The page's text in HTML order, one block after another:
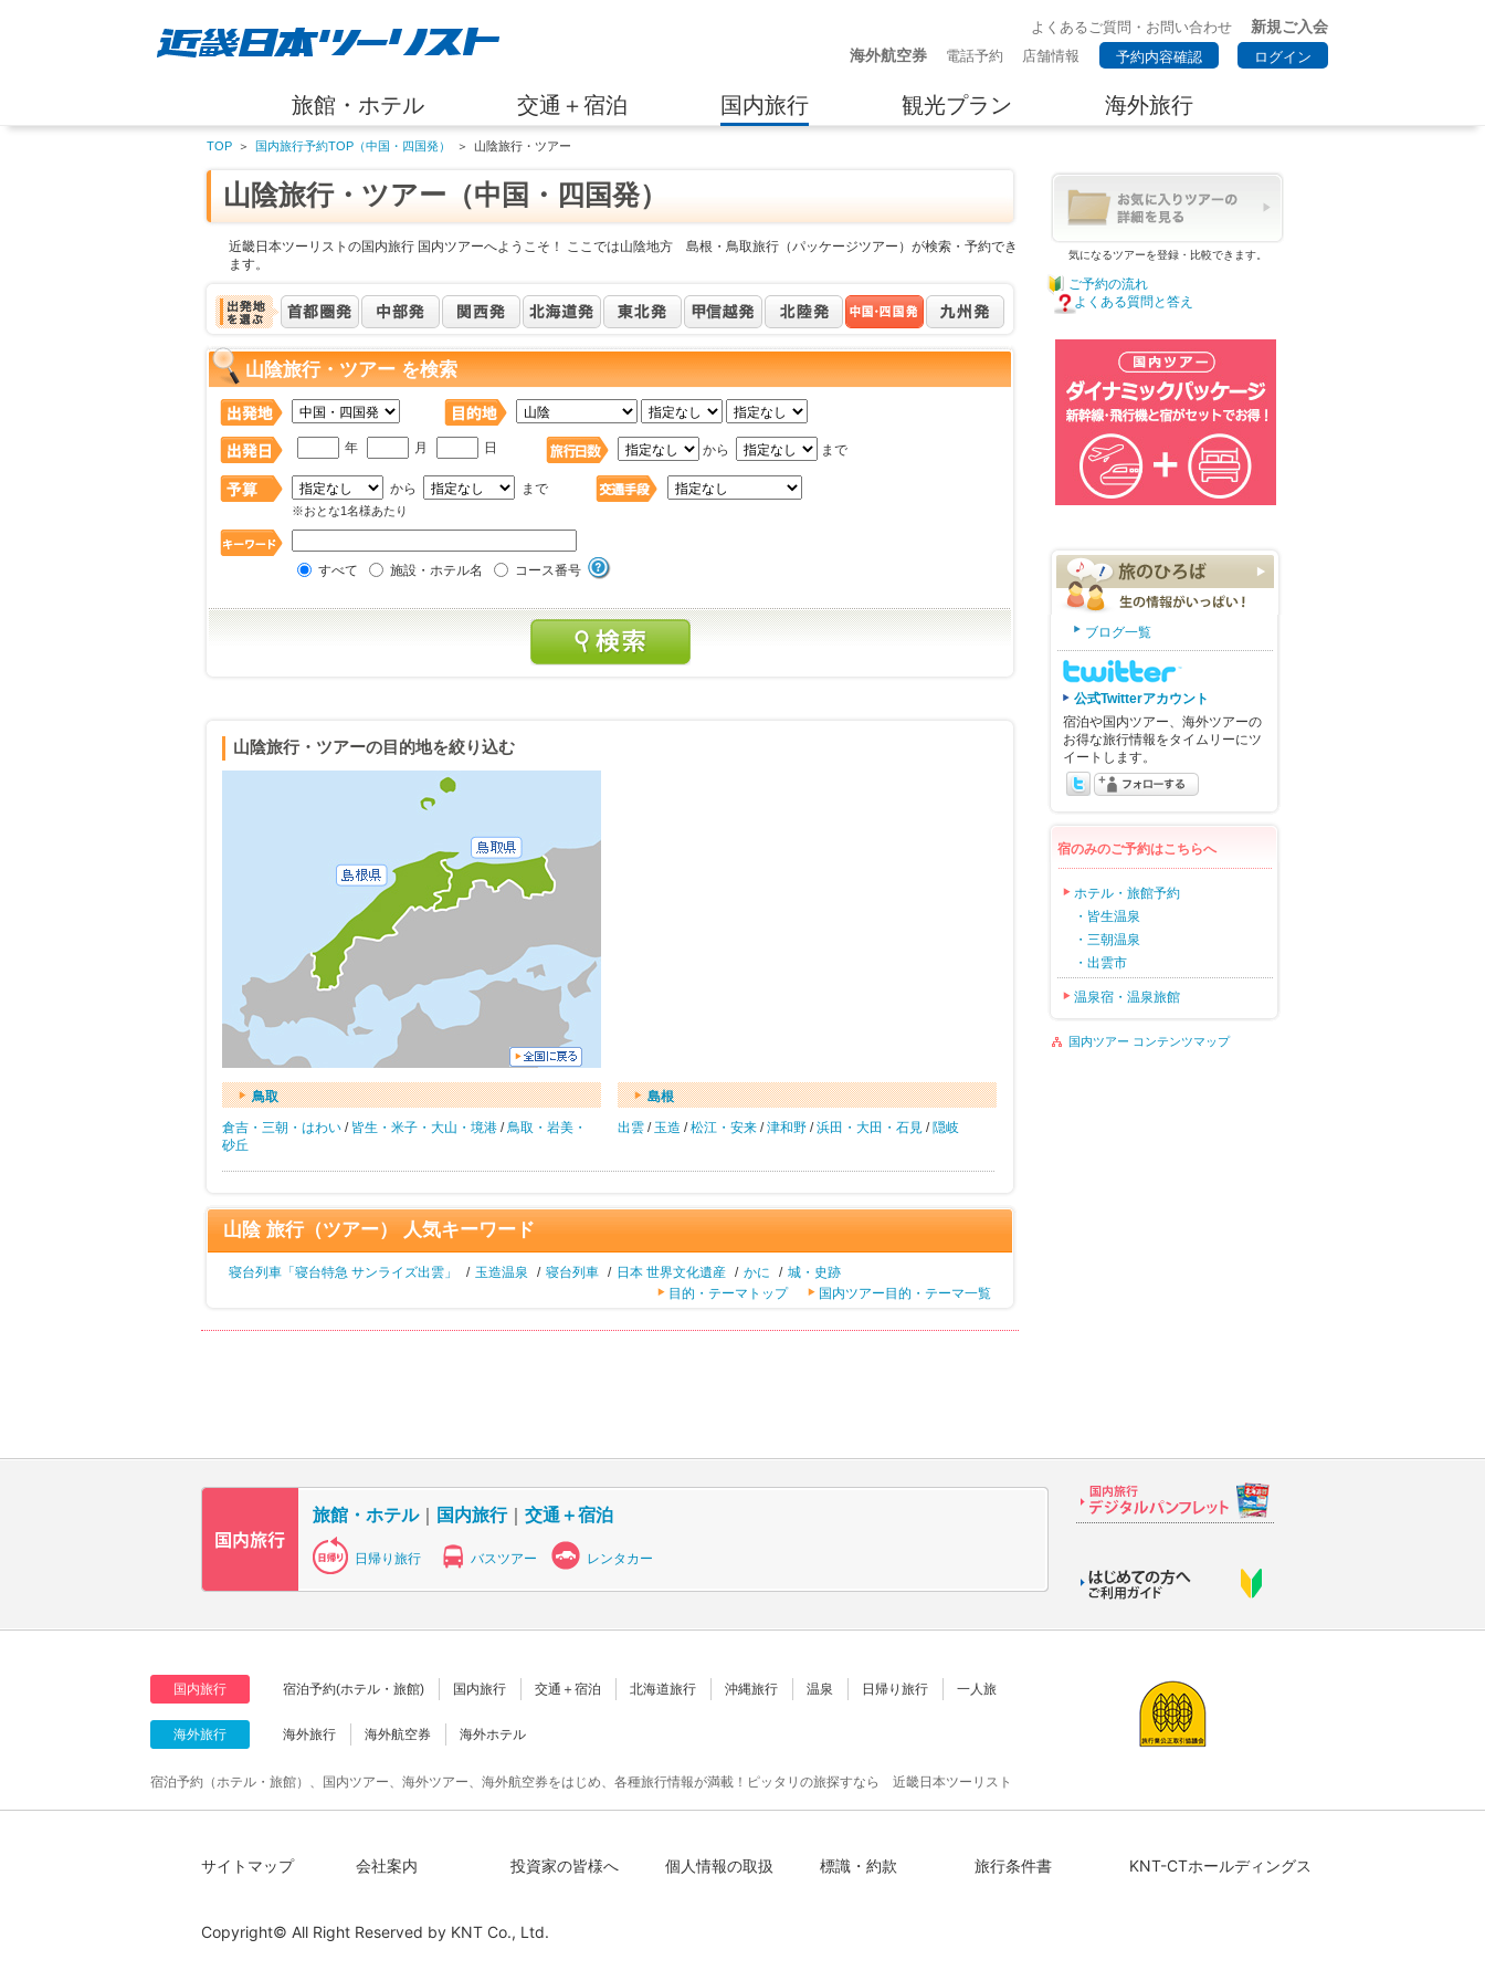
よくあるご質問・お問い合わせ
新規ご入会
海外航空券
電話予約 店舗情報 予約内容確認 ログイン
旅館・ホテル 交通＋宿泊 国内旅行 観光プラン 海外旅行
TOP ＞ 国内旅行予約TOP（中国・四国発） ＞ 山陰旅行・ツアー
山陰旅行・ツアー（中国・四国発）
近畿日本ツーリストの国内旅行 国内ツアーへようこそ！ ここでは山陰地方 島根・鳥取旅行（パッケージツアー）が検索・予約でき
ます。
山陰旅行・ツアー を検索
年 月 日 から まで
から まで
※おとな1名様あたり
すべて 施設・ホテル名 コース番号
山陰旅行・ツアーの目的地を絞り込む
鳥取
倉吉・三朝・はわい / 皆生・米子・大山・境港 /鳥取・岩美・
砂丘
島根
出雲 / 玉造 /松江・安来 /津和野 /浜田・大田・石見 / 隠岐
山陰 旅行（ツアー） 人気キーワード
寝台列車「寝台特急 サンライズ出雲」 / 玉造温泉 / 寝台列車 / 日本 世界文化遺産 / かに / 城・史跡
目的・テーマトップ
国内ツアー目的・テーマ一覧
気になるツアーを登録・比較できます。
ご予約の流れ
よくある質問と答え
ブログ一覧
公式Twitterアカウント
宿泊や国内ツアー、海外ツアーの
お得な旅行情報をタイムリーにツ
イートします。
宿のみのご予約はこちらへ
ホテル・旅館予約
・皆生温泉
・三朝温泉
・出雲市
温泉宿・温泉旅館
国内ツアー コンテンツマップ
旅館・ホテル｜ 国内旅行｜ 交通＋宿泊
日帰り旅行 バスツアー レンタカー
国内旅行 宿泊予約(ホテル・旅館) 国内旅行 交通＋宿泊 北海道旅行 沖縄旅行 温泉 日帰り旅行 一人旅
海外旅行 海外旅行 海外航空券 海外ホテル
宿泊予約（ホテル・旅館）、国内ツアー、海外ツアー、海外航空券をはじめ、各種旅行情報が満載！ピッタリの旅探すなら 近畿日本ツーリスト
サイトマップ 会社案内 投資家の皆様へ 個人情報の取扱 標識・約款 旅行条件書 KNT-CTホールディングス
Copyright© All Right Reserved by KNT Co., Ltd.